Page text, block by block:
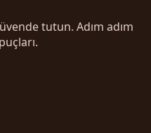
tutun. Adım adım